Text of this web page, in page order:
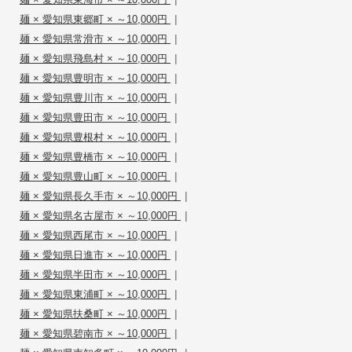
麺 × 愛知県東郷町 × ～10,000円 |
麺 × 愛知県常滑市 × ～10,000円 |
麺 × 愛知県飛島村 × ～10,000円 |
麺 × 愛知県豊明市 × ～10,000円 |
麺 × 愛知県豊川市 × ～10,000円 |
麺 × 愛知県豊田市 × ～10,000円 |
麺 × 愛知県豊根村 × ～10,000円 |
麺 × 愛知県豊橋市 × ～10,000円 |
麺 × 愛知県豊山町 × ～10,000円 |
麺 × 愛知県長久手市 × ～10,000円 |
麺 × 愛知県名古屋市 × ～10,000円 |
麺 × 愛知県西尾市 × ～10,000円 |
麺 × 愛知県日進市 × ～10,000円 |
麺 × 愛知県半田市 × ～10,000円 |
麺 × 愛知県東浦町 × ～10,000円 |
麺 × 愛知県扶桑町 × ～10,000円 |
麺 × 愛知県碧南市 × ～10,000円 |